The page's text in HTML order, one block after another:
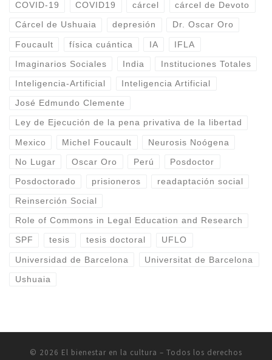
COVID-19 COVID19 cárcel cárcel de Devoto
Cárcel de Ushuaia depresión Dr. Oscar Oro
Foucault física cuántica IA IFLA
Imaginarios Sociales India Instituciones Totales
Inteligencia-Artificial Inteligencia Artificial
José Edmundo Clemente
Ley de Ejecución de la pena privativa de la libertad
Mexico Michel Foucault Neurosis Noógena
No Lugar Oscar Oro Perú Posdoctor
Posdoctorado prisioneros readaptación social
Reinserción Social
Role of Commons in Legal Education and Research
SPF tesis tesis doctoral UFLO
Universidad de Barcelona Universitat de Barcelona
Ushuaia
© 2026 El bienestar en la cultura – Todos los derechos